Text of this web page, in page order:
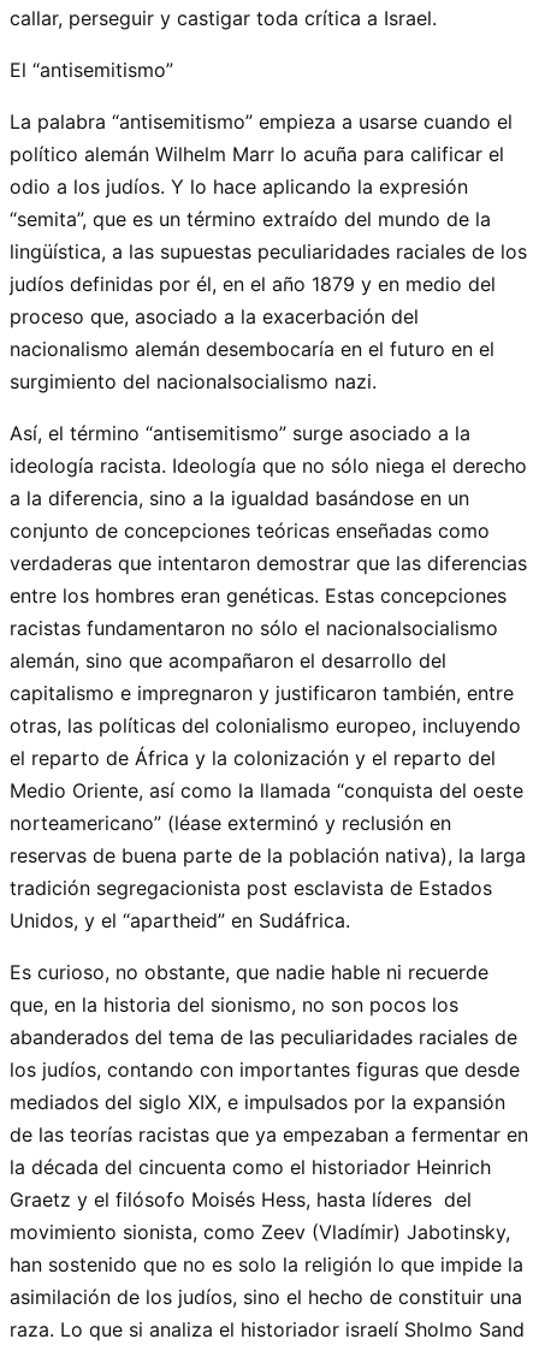
callar, perseguir y castigar toda crítica a Israel.
El “antisemitismo”
La palabra “antisemitismo” empieza a usarse cuando el
político alemán Wilhelm Marr lo acuña para calificar el
odio a los judíos. Y lo hace aplicando la expresión
“semita”, que es un término extraído del mundo de la
lingüística, a las supuestas peculiaridades raciales de los
judíos definidas por él, en el año 1879 y en medio del
proceso que, asociado a la exacerbación del
nacionalismo alemán desembocaría en el futuro en el
surgimiento del nacionalsocialismo nazi.
Así, el término “antisemitismo” surge asociado a la
ideología racista. Ideología que no sólo niega el derecho
a la diferencia, sino a la igualdad basándose en un
conjunto de concepciones teóricas enseñadas como
verdaderas que intentaron demostrar que las diferencias
entre los hombres eran genéticas. Estas concepciones
racistas fundamentaron no sólo el nacionalsocialismo
alemán, sino que acompañaron el desarrollo del
capitalismo e impregnaron y justificaron también, entre
otras, las políticas del colonialismo europeo, incluyendo
el reparto de África y la colonización y el reparto del
Medio Oriente, así como la llamada “conquista del oeste
norteamericano” (léase exterminó y reclusión en
reservas de buena parte de la población nativa), la larga
tradición segregacionista post esclavista de Estados
Unidos, y el “apartheid” en Sudáfrica.
Es curioso, no obstante, que nadie hable ni recuerde
que, en la historia del sionismo, no son pocos los
abanderados del tema de las peculiaridades raciales de
los judíos, contando con importantes figuras que desde
mediados del siglo XIX, e impulsados por la expansión
de las teorías racistas que ya empezaban a fermentar en
la década del cincuenta como el historiador Heinrich
Graetz y el filósofo Moisés Hess, hasta líderes del
movimiento sionista, como Zeev (Vladímir) Jabotinsky,
han sostenido que no es solo la religión lo que impide la
asimilación de los judíos, sino el hecho de constituir una
raza. Lo que si analiza el historiador israelí Sholmo Sand